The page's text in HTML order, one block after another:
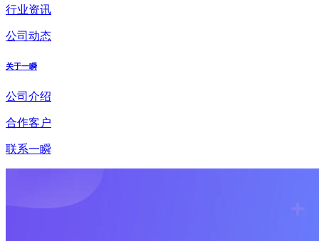
行业资讯
公司动态
关于一瞬
公司介绍
合作客户
联系一瞬